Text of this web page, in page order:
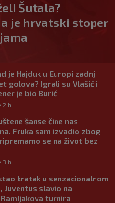
Šutala?
je hrvatski stoper
je Hajduk u Europi zadnji
golova? Igrali su Vlašić i
je bio Burić
2 h
šanse čine nas
Fruka sam izvadio zbog
se na život bez
3 h
kratak u senzacionalnom
Juventus slavio na
turnira